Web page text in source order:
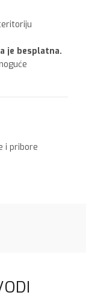
je besplatna.
i pribore